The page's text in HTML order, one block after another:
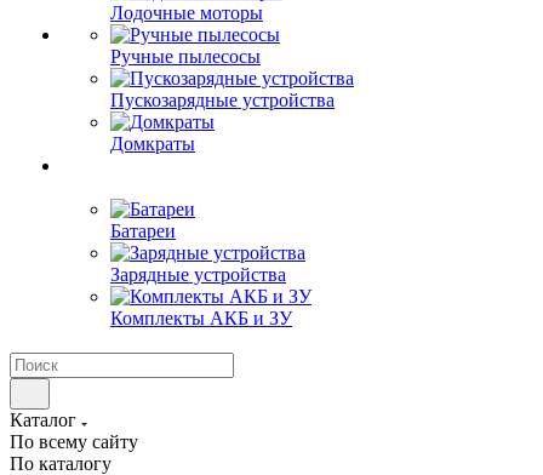
Лодочные моторы
Ручные пылесосы
Пускозарядные устройства
Домкраты
Батареи
Зарядные устройства
Комплекты АКБ и ЗУ
Каталог
По всему сайту
По каталогу